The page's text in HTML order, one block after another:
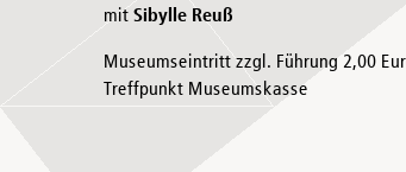
mit Sibylle Reuß
Museumseintritt zzgl. Führung 2,00
Treffpunkt Museumskasse